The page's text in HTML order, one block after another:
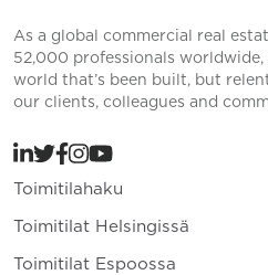
As a global commercial real
52,000 professionals
world that’s been built, but
our clients, colleagues and
Toimitilahaku
Toimitilat Helsingissä
Toimitilat Espoossa